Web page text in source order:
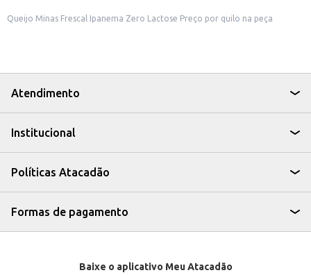
Queijo Minas Frescal Ipanema Zero Lactose Preço por quilo na peça
Atendimento
Institucional
Políticas Atacadão
Formas de pagamento
Baixe o aplicativo Meu Atacadão